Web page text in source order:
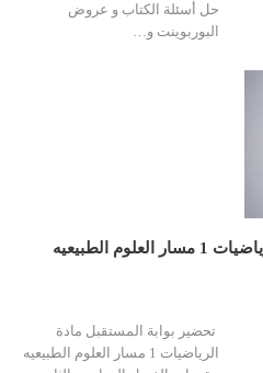
حل أسئلة الكتاب و عروض
البوربوينت و…
تحضير بوابة المستقبل مادة الرياضيات 1 مسار العلوم الطبيعيه
تحضير بوابة المستقبل مادة
الرياضيات 1 مسار العلوم الطبيعيه